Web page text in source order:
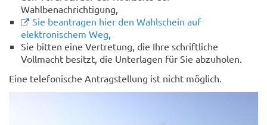
Wahlbenachrichtigung,
Sie beantragen hier den Wahlschein auf
elektronischem Weg,
Sie bitten eine Vertretung, die Ihre schriftliche
Vollmacht besitzt, die Unterlagen für Sie abzuholen.
Eine telefonische Antragstellung ist nicht möglich.